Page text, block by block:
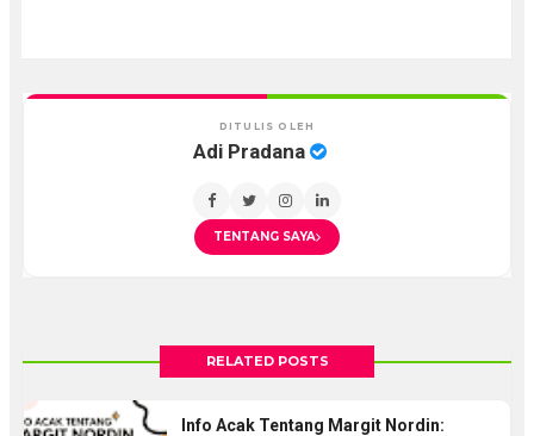
DITULIS OLEH
Adi Pradana
TENTANG SAYA
RELATED POSTS
Info Acak Tentang Margit Nordin: